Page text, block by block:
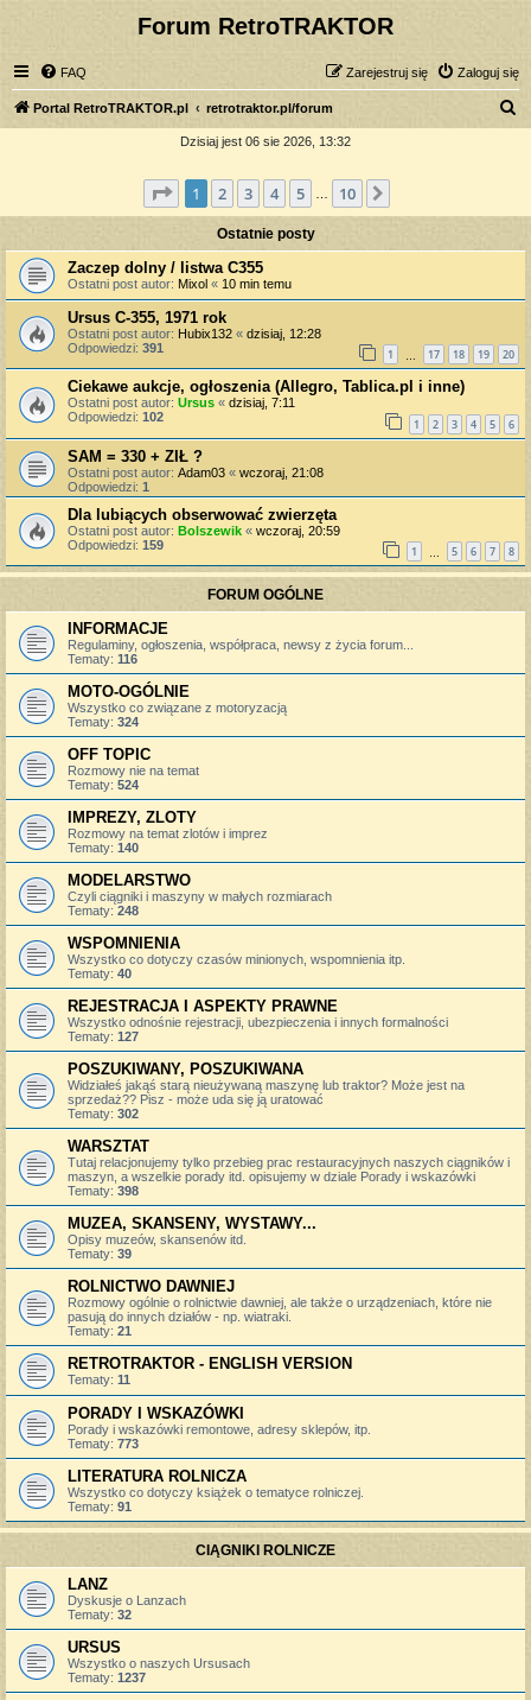
Forum RetroTRAKTOR
FAQ Zaloguj się
Zarejestruj się
Portal RetroTRAKTOR.pl retrotraktor.pl/forum
a
j
Dzisiaj jest 06 sie 2026, 13:32
Strona z10
1 2 3 4 5 10
Ostatnie posty
Zaczep dolny / listwa C355
Ostatni post autor: Mixol « 10 min temu
Ursus C-355, 1971 rok
Ostatni post autor: Hubix132 « dzisiaj, 12:28
Odpowiedzi: 391 1 17 18 19 20
Ciekawe aukcje, ogłoszenia (Allegro, Tablica.pl i inne)
Ostatni post autor: Ursus « dzisiaj, 7:11
Odpowiedzi: 102 1 2 3 4 5 6
SAM = 330 + ZIŁ ?
Ostatni post autor: Adam03 « wczoraj, 21:08
Odpowiedzi: 1
Dla lubiących obserwować zwierzęta
Ostatni post autor: Bolszewik « wczoraj, 20:59
Odpowiedzi: 159 1 5 6 7 8
FORUM OGÓLNE
INFORMACJE
Regulaminy, ogłoszenia, współpraca, newsy z życia forum...
Tematy: 116
MOTO-OGÓLNIE
Wszystko co związane z motoryzacją
Tematy: 324
OFF TOPIC
Rozmowy nie na temat
Tematy: 524
IMPREZY, ZLOTY
Rozmowy na temat zlotów i imprez
Tematy: 140
MODELARSTWO
Czyli ciągniki i maszyny w małych rozmiarach
Tematy: 248
WSPOMNIENIA
Wszystko co dotyczy czasów minionych, wspomnienia itp.
Tematy: 40
REJESTRACJA I ASPEKTY PRAWNE
Wszystko odnośnie rejestracji, ubezpieczenia i innych formalności
Tematy: 127
POSZUKIWANY, POSZUKIWANA
Widziałeś jakąś starą nieużywaną maszynę lub traktor? Może jest na
sprzedaż?? Pisz - może uda się ją uratować
Tematy: 302
WARSZTAT
Tutaj relacjonujemy tylko przebieg prac restauracyjnych naszych ciągników i
maszyn, a wszelkie porady itd. opisujemy w dziale Porady i wskazówki
Tematy: 398
MUZEA, SKANSENY, WYSTAWY...
Opisy muzeów, skansenów itd.
Tematy: 39
ROLNICTWO DAWNIEJ
Rozmowy ogólnie o rolnictwie dawniej, ale także o urządzeniach, które nie
pasują do innych działów - np. wiatraki.
Tematy: 21
RETROTRAKTOR - ENGLISH VERSION
Tematy: 11
PORADY I WSKAZÓWKI
Porady i wskazówki remontowe, adresy sklepów, itp.
Tematy: 773
LITERATURA ROLNICZA
Wszystko co dotyczy książek o tematyce rolniczej.
Tematy: 91
CIĄGNIKI ROLNICZE
LANZ
Dyskusje o Lanzach
Tematy: 32
URSUS
Wszystko o naszych Ursusach
Tematy: 1237